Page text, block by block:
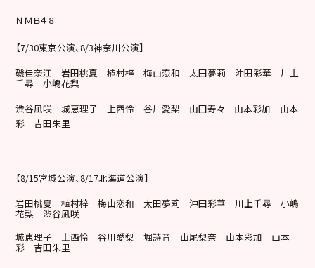
ＮＭＢ４８
【7/30東京公演、8/3神奈川公演】
磯佳奈江 岩田桃夏 植村梓 梅山恋和 太田夢莉 沖田彩華 川上
千尋 小嶋花梨
渋谷凪咲 城恵理子 上西怜 谷川愛梨 山田寿々 山本彩加 山本
彩 吉田朱里
【8/15宮城公演、8/17北海道公演】
岩田桃夏 植村梓 梅山恋和 太田夢莉 沖田彩華 川上千尋 小嶋
花梨 渋谷凪咲
城恵理子 上西怜 谷川愛梨 堀詩音 山尾梨奈 山本彩加 山本
彩 吉田朱里